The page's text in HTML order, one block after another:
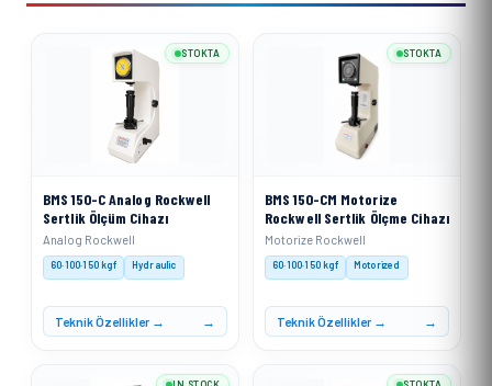
BMS 150-C Analog Rockwell
Sertlik Ölçüm Cihazı
Analog Rockwell
60·100·150 kgf Hydraulic
Teknik Özellikler →
STOKTA
BMS 150-CM Motorize
Rockwell Sertlik Ölçme Cihazı
Motorize Rockwell
60·100·150 kgf Motorized
Teknik Özellikler →
STOKTA